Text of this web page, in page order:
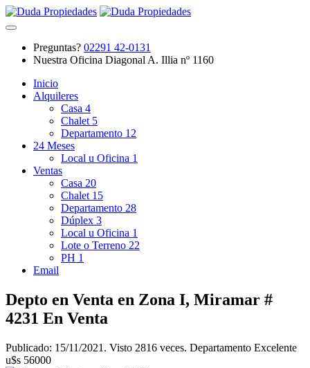
Preguntas? 02291 42-0131
Nuestra Oficina Diagonal A. Illia nº 1160
Inicio
Alquileres
Casa 4
Chalet 5
Departamento 12
24 Meses
Local u Oficina 1
Ventas
Casa 20
Chalet 15
Departamento 28
Dúplex 3
Local u Oficina 1
Lote o Terreno 22
PH 1
Email
Depto en Venta en Zona I, Miramar #
4231 En Venta
Publicado: 15/11/2021. Visto 2816 veces. Departamento Excelente
u$s 56000